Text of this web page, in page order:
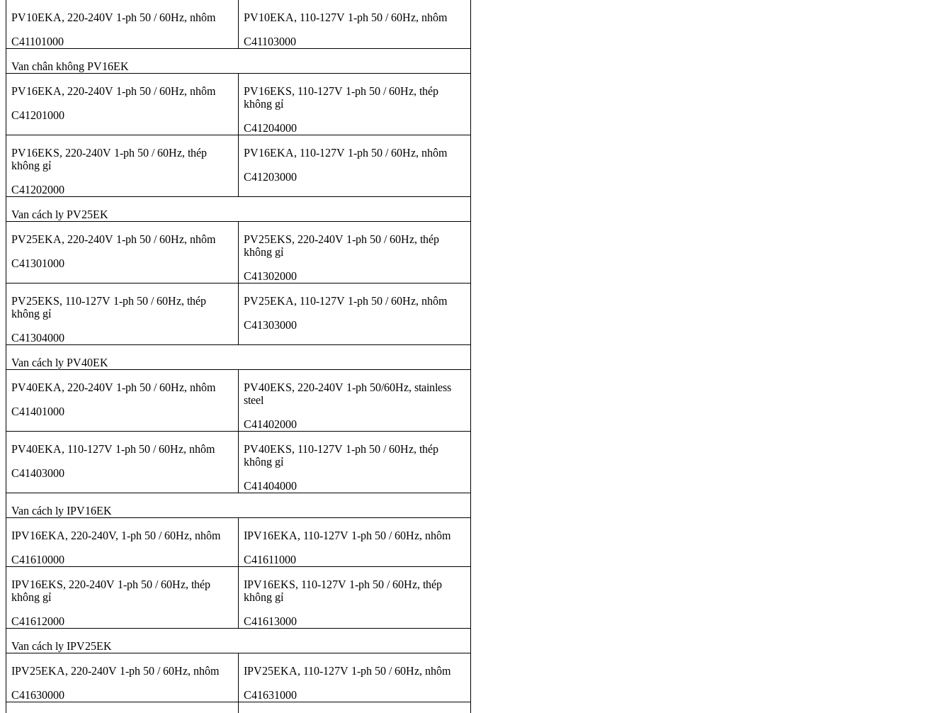
PV10EKA, 220-240V 1-ph 50 / 60Hz, nhôm
C41101000
PV10EKA, 110-127V 1-ph 50 / 60Hz, nhôm
C41103000
Van chân không PV16EK
PV16EKA, 220-240V 1-ph 50 / 60Hz, nhôm
C41201000
PV16EKS, 110-127V 1-ph 50 / 60Hz, thép
không gỉ
C41204000
PV16EKS, 220-240V 1-ph 50 / 60Hz, thép
không gỉ
C41202000
PV16EKA, 110-127V 1-ph 50 / 60Hz, nhôm
C41203000
Van cách ly PV25EK
PV25EKA, 220-240V 1-ph 50 / 60Hz, nhôm
C41301000
PV25EKS, 220-240V 1-ph 50 / 60Hz, thép
không gỉ
C41302000
PV25EKS, 110-127V 1-ph 50 / 60Hz, thép
không gỉ
C41304000
PV25EKA, 110-127V 1-ph 50 / 60Hz, nhôm
C41303000
Van cách ly PV40EK
PV40EKA, 220-240V 1-ph 50 / 60Hz, nhôm
C41401000
PV40EKS, 220-240V 1-ph 50/60Hz, stainless
steel
C41402000
PV40EKA, 110-127V 1-ph 50 / 60Hz, nhôm
C41403000
PV40EKS, 110-127V 1-ph 50 / 60Hz, thép
không gỉ
C41404000
Van cách ly IPV16EK
IPV16EKA, 220-240V, 1-ph 50 / 60Hz, nhôm
C41610000
IPV16EKA, 110-127V 1-ph 50 / 60Hz, nhôm
C41611000
IPV16EKS, 220-240V 1-ph 50 / 60Hz, thép
không gỉ
C41612000
IPV16EKS, 110-127V 1-ph 50 / 60Hz, thép
không gỉ
C41613000
Van cách ly IPV25EK
IPV25EKA, 220-240V 1-ph 50 / 60Hz, nhôm
C41630000
IPV25EKA, 110-127V 1-ph 50 / 60Hz, nhôm
C41631000